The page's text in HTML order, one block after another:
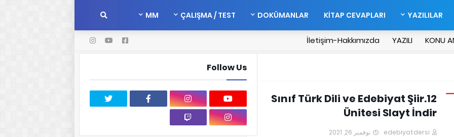
YAZILILAR
KİTAP CEVAPLARI
DOKÜMANLAR
ÇALIŞMA / TEST
MM
KONU
YAZILI
İletişim-Hakkımızda
12.Sınıf Türk Dili ve Edebiyat Şiir
Ünitesi Slayt İndir
edebiyatdersi نوفمبر 26, 2021
Follow Us